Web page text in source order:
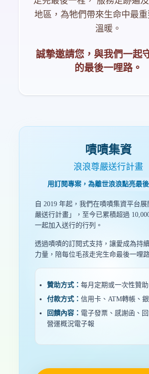
地區，為牠們帶來生命中最
溫暖。
誠摯邀請您，與我們一起
的最後一哩路。
嘖嘖集資
浪浪尊嚴送行計畫
用訂閱專案，為離世浪浪點亮最
自 2019 年起，我們在嘖嘖集資平台
嚴送行計畫」，至今已累積超過
一起加入送行的行列。
透過嘖嘖的訂閱式支持，讓愛成為持
力量，陪每位毛孩走完生命最後一哩路
贊助方式： 每月定期或一次性贊助
付款方式： 信用卡、ATM轉帳、
回饋內容： 電子發票、感謝函、
營運概況電子報